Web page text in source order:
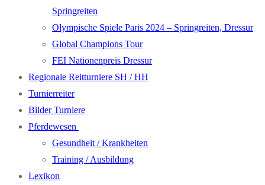
Springreiten
Olympische Spiele Paris 2024 – Springreiten, Dressur
Global Champions Tour
FEI Nationenpreis Dressur
Regionale Reitturniere SH / HH
Turnierreiter
Bilder Turniere
Pferdewesen
Gesundheit / Krankheiten
Training / Ausbildung
Lexikon